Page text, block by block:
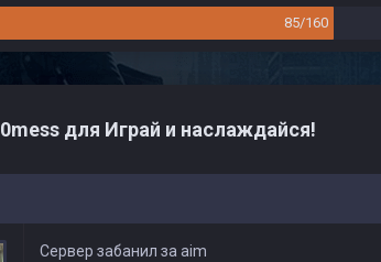
85/160
для Играй и наслаждайся!
Сервер забанил за aim